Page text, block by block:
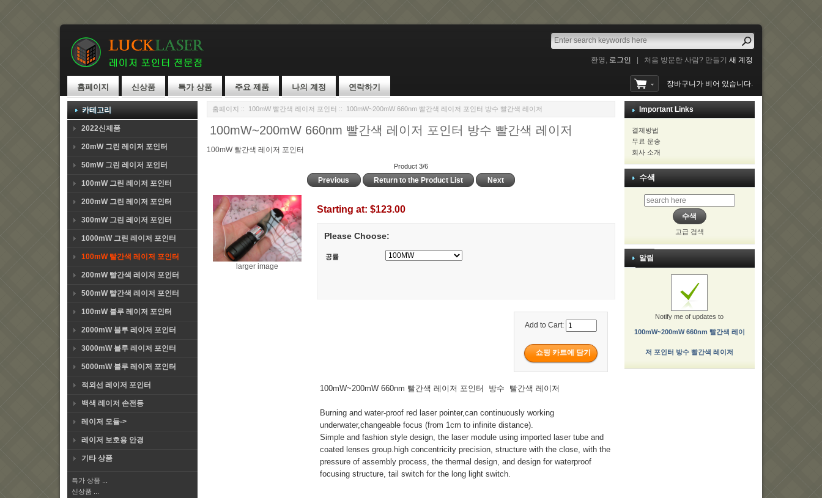
환영, 로그인 처음 방문한 사람? 만들기새 계정
홈페이지 신상품 특가 상품 주요 제품 나의 계정 연락하기 장바구니가 비어 있습니다.
카테고리
2022신제품
20mW 그린 레이저 포인터
50mW 그린 레이저 포인터
100mW 그린 레이저 포인터
200mW 그린 레이저 포인터
300mW 그린 레이저 포인터
1000mW 그린 레이저 포인터
100mW 빨간색 레이저 포인터
200mW 빨간색 레이저 포인터
500mW 빨간색 레이저 포인터
100mW 블루 레이저 포인터
2000mW 블루 레이저 포인터
3000mW 블루 레이저 포인터
5000mW 블루 레이저 포인터
적외선 레이저 포인터
백색 레이저 손전등
레이저 모듈->
레이저 보호용 안경
기타 상품
특가 상품 ...
신상품 ...
홈페이지 :: 100mW 빨간색 레이저 포인터 :: 100mW~200mW 660nm 빨간색 레이저 포인터 방수 빨간색 레이저
100mW~200mW 660nm 빨간색 레이저 포인터 방수 빨간색 레이저
100mW 빨간색 레이저 포인터
Product 3/6
Previous Return to the Product List Next
larger image
Starting at: $123.00
Please Choose:
공률
Add to Cart:
100mW~200mW 660nm 빨간색 레이저 포인터 방수 빨간색 레이저
Burning and water-proof red laser pointer,can continuously working
underwater,changeable focus (from 1cm to infinite distance).
Simple and fashion style design, the laser module using imported laser tube and
coated lenses group.high concentricity precision, structure with the close, with the
pressure of assembly process, the thermal design, and design for waterproof
focusing structure, tail switch for the long light switch.
Important Links
결제방법
무료 운송
회사 소개
수색
고급 검색
알림
Notify me of updates to
100mW~200mW 660nm 빨간색 레이
저 포인터 방수 빨간색 레이저